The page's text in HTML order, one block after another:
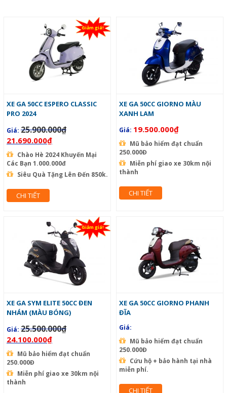
Giảm giá!
XE GA 50CC ESPERO CLASSIC
PRO 2024
Giá: 25.900.000₫
21.690.000₫
Chào Hè 2024 Khuyến Mại
Các Bạn 1.000.000đ
Siêu Quà Tặng Lên Đến 850k.
CHI TIẾT
XE GA 50CC GIORNO MÀU
XANH LAM
Giá: 19.500.000₫
Mũ bảo hiểm đạt chuẩn
250.000Đ
Miễn phí giao xe 30km nội
thành
CHI TIẾT
Giảm giá!
XE GA SYM ELITE 50CC ĐEN
NHÁM (MÀU BÓNG)
Giá: 25.500.000₫
24.100.000₫
Mũ bảo hiểm đạt chuẩn
250.000Đ
Miễn phí giao xe 30km nội
thành
XE GA 50CC GIORNO PHANH
ĐĨA
Giá:
Mũ bảo hiểm đạt chuẩn
250.000Đ
Cứu hộ + bảo hành tại nhà
miễn phí.
CHI TIẾT